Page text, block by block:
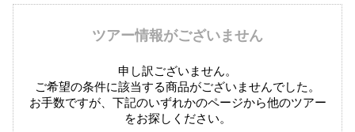
ツアー情報がございません
申し訳ございません。
ご希望の条件に該当する商品がございませんでした。
お手数ですが、下記のいずれかのページから他のツアー
をお探しください。